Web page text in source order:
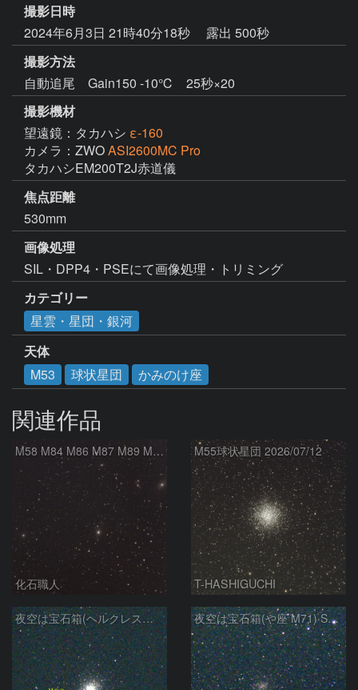
撮影日時
2024年6月3日 21時40分18秒
露出 500秒
撮影方法
自動追尾 Gain150 -10℃ 25秒×20
撮影機材
望遠鏡：タカハシ ε-160
カメラ：ZWOASI2600MC Pro
焦点距離
530mm
画像処理
カテゴリー
星雲・星団・銀河
天体
M53
球状星団 かみのけ座
関連作品
M58 M84 M86 M87 M89 M90 マルカリアンの銀河鎖 おとめ座 かみのけ座
化石職人
M55球状星団 2026/07/12
T-HASHIGUCHI
夜空は宝石箱(ヘルクレス座 M92) Seestar50 夜空は宝石箱(や座 M71) Seestar50